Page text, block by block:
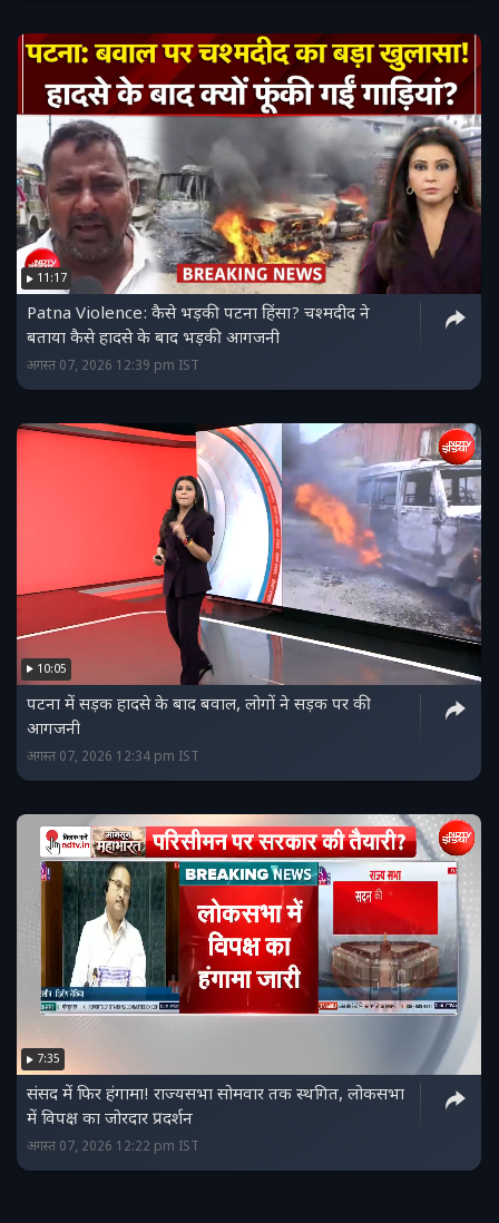
11:17
Patna Violence: कैसे भड़की पटना हिंसा? चश्मदीद ने
बताया कैसे हादसे के बाद भड़की आगजनी
अगस्त 07, 2026 12:39 pm IST
10:05
पटना में सड़क हादसे के बाद बवाल, लोगों ने सड़क पर की
आगजनी
अगस्त 07, 2026 12:34 pm IST
7:35
संसद में फिर हंगामा! राज्यसभा सोमवार तक स्थगित, लोकसभा
में विपक्ष का जोरदार प्रदर्शन
अगस्त 07, 2026 12:22 pm IST